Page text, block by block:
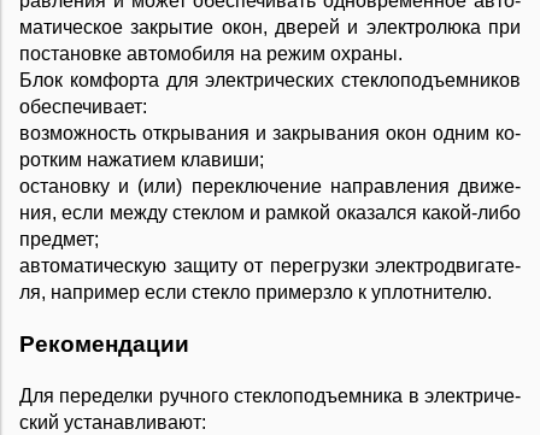
ма­ти­че­ское за­кры­тие окон, две­рей и элек­т­ро­лю­ка при
по­ста­нов­ке ав­то­мо­би­ля на ре­жим ох­ра­ны.
Блок ком­фор­та для элек­т­ри­че­ских сте­к­ло­подъ­ем­ни­ков
обес­пе­чи­ва­ет:
воз­мож­ность от­кры­ва­ния и за­кры­ва­ния окон од­ним ко­
рот­ким на­жа­ти­ем кла­ви­ши;
ос­та­нов­ку и (или) пе­ре­клю­че­ние на­пра­в­ле­ния дви­же­
ния, ес­ли ме­ж­ду сте­к­лом и рам­кой ока­зал­ся ка­кой-ли­бо
пред­мет;
ав­то­ма­ти­че­скую за­щи­ту от пе­ре­груз­ки элек­т­ро­дви­га­те­
ля, на­при­мер ес­ли сте­к­ло при­мерз­ло к уп­лот­ни­те­лю.
Ре­ко­мен­да­ции
Для пе­ре­дел­ки руч­но­го сте­к­ло­подъ­ем­ни­ка в элек­т­ри­че­
ский ус­та­на­в­ли­ва­ют: